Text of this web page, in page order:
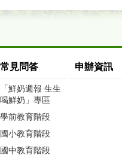
常見問答
「鮮奶週報 生生
喝鮮奶」專區
學前教育階段
國小教育階段
國中教育階段
申辦資訊